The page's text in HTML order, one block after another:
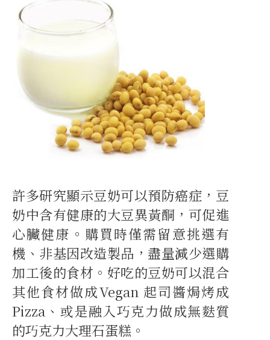
許多研究顯示豆奶可以預防癌症，豆
奶中含有健康的大豆異黃酮，可促進
心臟健康。購買時僅需留意挑選有
機、非基因改造製品，盡量減少選購
加工後的食材。好吃的豆奶可以混合
其他食材做成Vegan 起司醬焗烤成
Pizza、或是融入巧克力做成無麩質
的巧克力大理石蛋糕。